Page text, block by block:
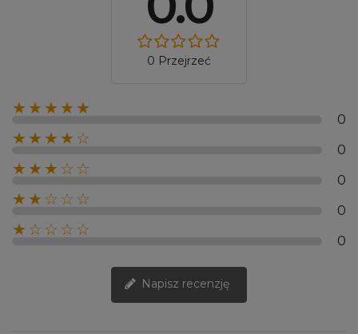
0 Przejrzeć
★★★★★
0
★★★★☆
0
★★★☆☆
0
★★☆☆☆
0
★☆☆☆☆
0
Napisz recenzję